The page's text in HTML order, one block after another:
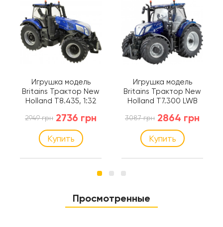
Игрушка модель
Britains Трактор New
Holland T8.435, 1:32
2949 грн 2736 грн
Купить
Игрушка модель
Britains Трактор New
Holland T7.300 LWB
3087 грн 2864 грн
Купить
Просмотренные